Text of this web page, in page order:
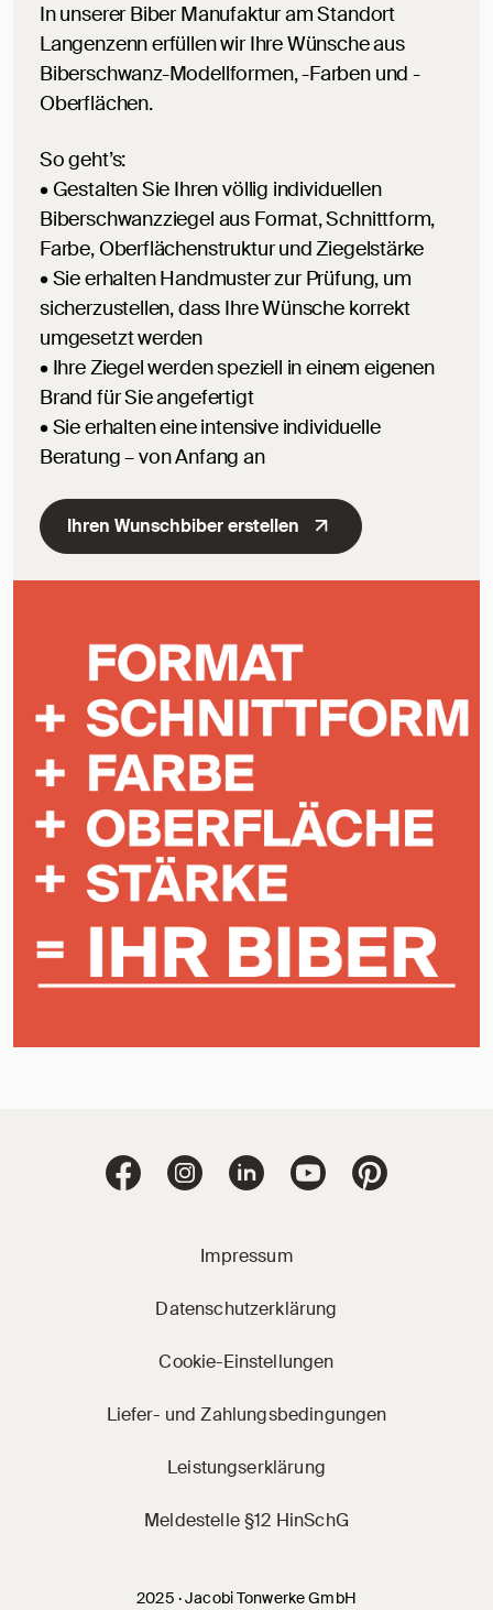
In unserer Biber Manufaktur am Standort
Langenzenn erfüllen wir Ihre Wünsche aus
Biberschwanz-Modellformen, -Farben und -
Oberflächen.
So geht’s:
• Gestalten Sie Ihren völlig individuellen
Biberschwanzziegel aus Format, Schnittform,
Farbe, Oberflächenstruktur und Ziegelstärke
• Sie erhalten Handmuster zur Prüfung, um
sicherzustellen, dass Ihre Wünsche korrekt
umgesetzt werden
• Ihre Ziegel werden speziell in einem eigenen
Brand für Sie angefertigt
• Sie erhalten eine intensive individuelle
Beratung – von Anfang an
Ihren Wunschbiber erstellen
Jacobi Dachziegel
Jacobi Dachziegel auf Facebook
Jacobi Dachziegel auf Instagram
Jacobi Dachziegel auf
Jacobi Dachziegel
Jacobi
2025 · Jacobi Tonwerke GmbH
Impressum
Datenschutzerklärung
Cookie-Einstellungen
Liefer- und Zahlungsbedingungen
Leistungserklärung
Meldestelle §12 HinSchG